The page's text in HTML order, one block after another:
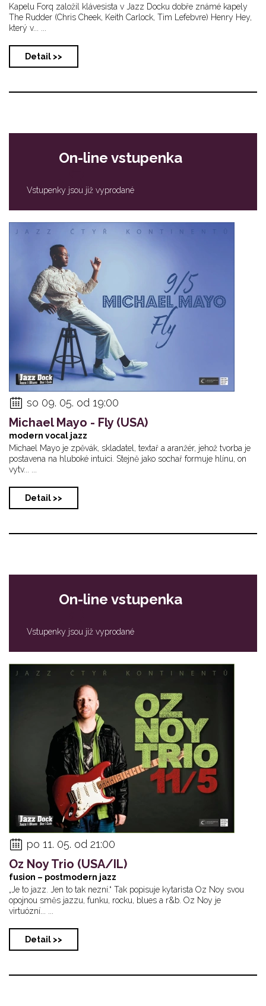
Kapelu Forq založil klávesista v Jazz Docku dobře známé kapely
The Rudder (Chris Cheek, Keith Carlock, Tim Lefebvre) Henry Hey,
který v... ...
Detail >>
On-line vstupenka
Vstupenky jsou již vyprodané
so 09. 05. od 19:00
Michael Mayo - Fly (USA)
modern vocal jazz
Michael Mayo je zpěvák, skladatel, textař a aranžér, jehož tvorba je
postavena na hluboké intuici. Stejně jako sochař formuje hlínu, on
vytv... ...
Detail >>
On-line vstupenka
Vstupenky jsou již vyprodané
po 11. 05. od 21:00
Oz Noy Trio (USA/IL)
fusion – postmodern jazz
„Je to jazz. Jen to tak nezní.“ Tak popisuje kytarista Oz Noy svou
opojnou směs jazzu, funku, rocku, blues a r&b. Oz Noy je
virtuózní... ...
Detail >>